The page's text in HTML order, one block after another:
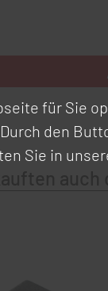
für Sie
den
Sie in